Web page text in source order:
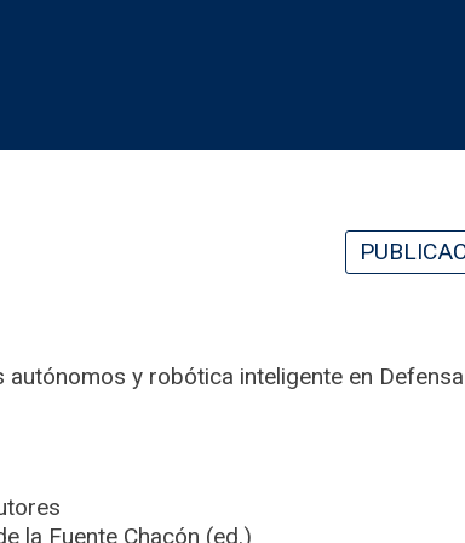
autónomos y robótica inteligente en Defensa
la Fuente Chacón (ed.)